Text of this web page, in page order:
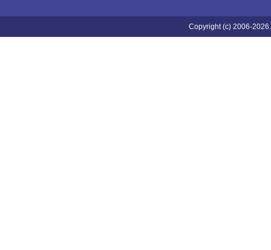
Copyright (c) 2006-